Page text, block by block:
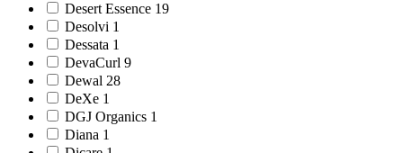
Desert Essence 19
Desolvi 1
Dessata 1
DevaCurl 9
Dewal 28
DeXe 1
DGJ Organics 1
Diana 1